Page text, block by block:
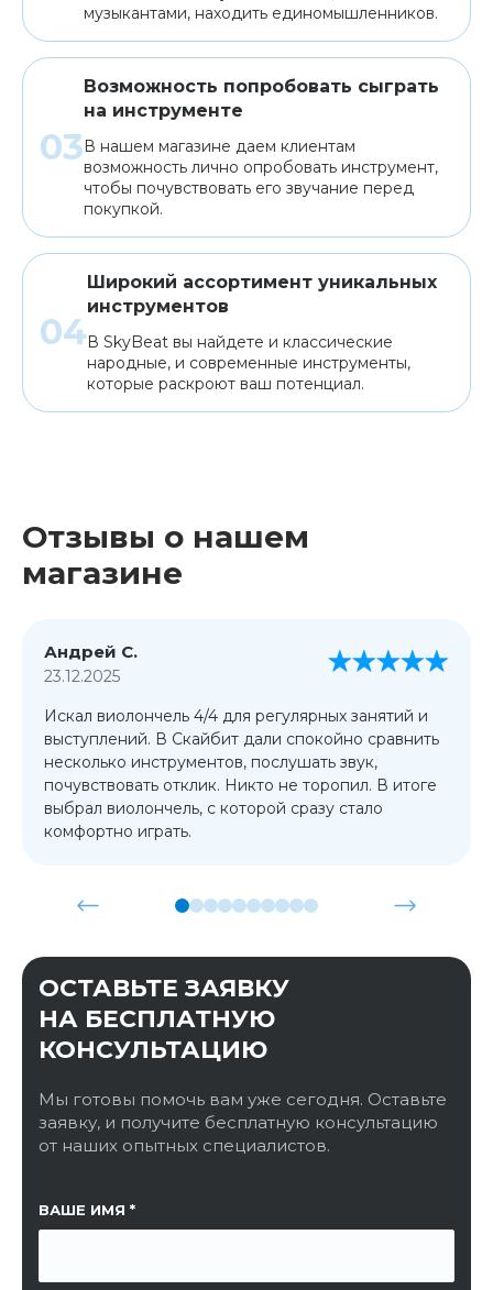
музыкантами, находить единомышленников.
Возможность попробовать сыграть
на инструменте
В нашем магазине даем клиентам
возможность лично опробовать инструмент,
чтобы почувствовать его звучание перед
покупкой.
Широкий ассортимент уникальных
инструментов
В SkyBeat вы найдете и классические
народные, и современные инструменты,
которые раскроют ваш потенциал.
Отзывы о нашем
магазине
Андрей С.
23.12.2025
Искал виолончель 4/4 для регулярных занятий и
выступлений. В Скайбит дали спокойно сравнить
несколько инструментов, послушать звук,
почувствовать отклик. Никто не торопил. В итоге
выбрал виолончель, с которой сразу стало
комфортно играть.
ОСТАВЬТЕ ЗАЯВКУ
НА БЕСПЛАТНУЮ
КОНСУЛЬТАЦИЮ
Мы готовы помочь вам уже сегодня. Оставьте
заявку, и получите бесплатную консультацию
от наших опытных специалистов.
ВАШЕ ИМЯ
ССЫЛКА НА СТРАНИЦУ